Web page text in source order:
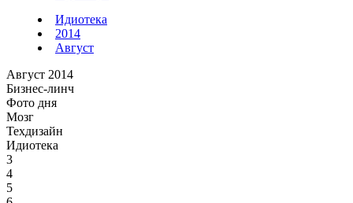
Идиотека
2014
Август
Август 2014
Бизнес-линч
Фото дня
Мозг
Техдизайн
Идиотека
3
4
5